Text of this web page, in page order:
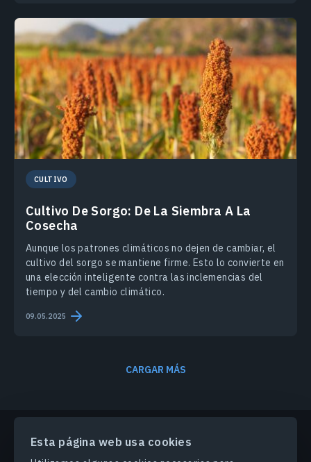
Esta página web usa cookies
CULTIVO
Cultivo De Sorgo: De La Siembra A La
Cosecha
Aunque los patrones climáticos no dejen de cambiar, el
cultivo del sorgo se mantiene firme. Esto lo convierte en
una elección inteligente contra las inclemencias del
tiempo y del cambio climático.
09.05.2025
CARGAR MÁS
PRODUCTOS Y SOLUCIONES